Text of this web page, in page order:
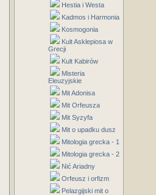
Hestia i Westa
Kadmos i Harmonia
Kosmogonia
Kult Asklepiosa w
Grecji
Kult Kabirów
Misteria
Eleuzyjskie
Mit Adonisa
Mit Orfeusza
Mit Syzyfa
Mit o upadku dusz
Mitologia grecka - 1
Mitologia grecka - 2
Nić Ariadny
Orfeusz i orfizm
Pelazgijski mit o